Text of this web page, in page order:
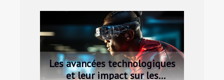
Les avancées technologiques
et leur impact sur les